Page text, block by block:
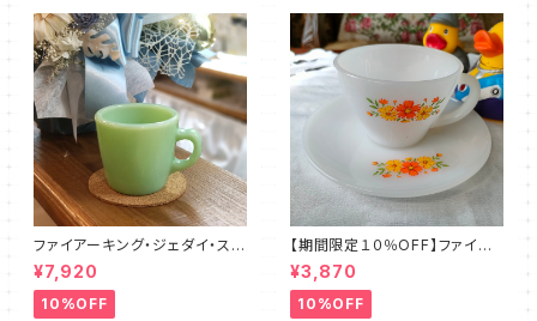
ファイアーキング・ジェダイ・スト
レートマグカップ（FKJD0006）
¥7,920
10%OFF
【期間限定１０％OFF】ファイア
ーキング・フラワー・カップ＆ソー
サー（FKFW0002）
¥3,870
10%OFF